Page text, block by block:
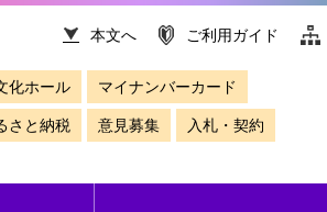
本文へ ご利用ガイド
化ホール マイナンバーカード
さと納税 意見募集 入札・契約